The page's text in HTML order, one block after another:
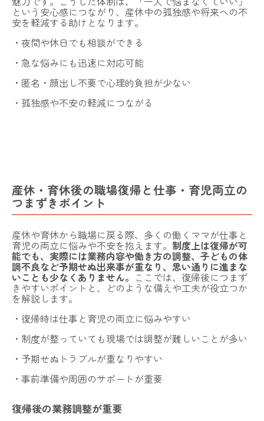
という安心感につながり、産休中の孤独感や将来への不
安を軽減する助けとなります。
・夜間や休日でも相談ができる
・急な悩みにも迅速に対応可能
・匿名・顔出し不要で心理的負担が少ない
・孤独感や不安の軽減につながる
産休・育休後の職場復帰と仕事・育児両立の
つまずきポイント
産休や育休から職場に戻る際、多くの働くママが仕事と
育児の両立に悩みや不安を抱えます。 制度上は復帰が可
能でも、実際には業務内容や働き方の調整、子どもの体
調不良など予期せぬ出来事が重なり、思い通りに進まな
いことも少なくありません。 ここでは、復帰後につまず
きやすいポイントと、どのような備えや工夫が役立つか
を解説します。
・復帰時は仕事と育児の両立に悩みやすい
・制度が整っていても現場では調整が難しいことが多い
・予期せぬトラブルが重なりやすい
・事前準備や周囲のサポートが重要
復帰後の業務調整が重要